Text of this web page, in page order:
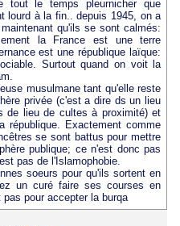
tout le temps pleurnicher que
lourd à la fin.. depuis 1945, on a
qu'ils se sont calmés:
la France est une terre
est une république laïque:
Surtout quand on voit la
musulmane tant qu'elle reste
privée (c'est a dire ds un lieu
lieu de cultes à proximité) et
Exactement comme
se sont battus pour mettre
publique; ce n'est donc pas
pas de l'Islamophobie.
soeurs pour qu'ils sortent en
un curé faire ses courses en
pour accepter la burqa